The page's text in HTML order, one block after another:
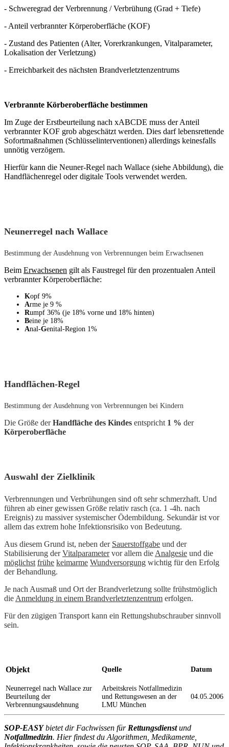
- Schweregrad der Verbrennung / Verbrühung (Grad + Tiefe)
- Anteil verbrannter Körperoberfläche (KOF)
- Zustand des Patienten (Alter, Vorerkrankungen, Vitalparameter,
Lokalisation der Verletzung)
- Erreichbarkeit des nächsten Brandverletztenzentrums
Verbrannte Körberoberfläche bestimmen
Im Zuge der Erstbeurteilung nach xABCDE muss der Anteil
verbrannter KOF grob abgeschätzt werden. Dies darf lebensrettende
Sofortmaßnahmen (Schlüsselinterventionen) allerdings keinesfalls
unnötig verzögern.
Hierfür kann die Neuner-Regel nach Wallace (siehe Abbildung), die
Handflächenregel oder digitale Tools verwendet werden.
Neunerregel nach Wallace
Bestimmung der Ausdehnung von Verbrennungen beim Erwachsenen
Beim Erwachsenen gilt als Faustregel für den prozentualen Anteil
verbrannter Körperoberfläche:
Kopf 9%
Arme je 9 %
Rumpf 36% (je 18% vorne und 18% hinten)
Beine je 18%
Anal-Genital-Region 1%
Handflächen-Regel
Bestimmung der Ausdehnung von Verbrennungen bei Kindern
Die Größe derHandfläche des Kindes entspricht 1 % der
Körperoberfläche
Auswahl der Zielklinik
Verbrennungen und Verbrühungen sind oft sehr schmerzhaft. Und
führen ab einer gewissen Größe relativ rasch (ca. 1 -4h. nach
Ereignis) zu massiver systemischer Ödembildung. Sekundär ist vor
allem das extrem hohe Infektionsrisiko von Bedeutung.
Aus diesem Grund ist, neben der Sauerstoffgabe und der
Stabilisierung derVitalparametervor allem die Analgesie und die
möglichst frühe keimarme Wundversorgung wichtig für den Erfolg
der Behandlung.
Je nach Ausmaß und Ort der Brandverletzung sollte frühstmöglich
die Anmeldung in einem Brandverletztenzentrum erfolgen.
Für den zügigen Transport kann ein Rettungshubschrauber sinnvoll
sein.
Objekt Quelle Datum
Neunerregel nach Wallace zur
Beurteilung der
Verbrennungsausdehnung
Arbeitskreis Notfallmedizin
und Rettungswesen an der
LMU München
04.05.2006
SOP-EASYbietet dir Fachwissen für Rettungsdienstund
Notfallmedizin. Hier findest du Algorithmen, Medikamente,